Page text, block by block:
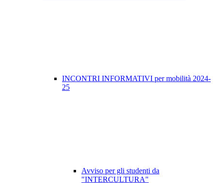
INCONTRI INFORMATIVI per mobilità 2024-
25
Avviso per gli studenti da
"INTERCULTURA"